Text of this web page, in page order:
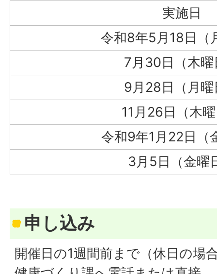
実施日
令和8年5月18日（
7月30日（木曜
9月28日（月曜
11月26日（木
令和9年1月22日（
3月5日（金曜
申し込み
開催日の1週間前まで（休日の場